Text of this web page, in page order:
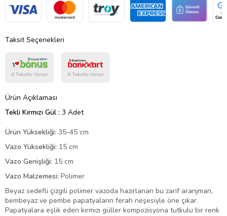
Taksit Seçenekleri
Ürün Açıklaması
Tekli Kırmızı Gül : 3 Adet
Ürün Yüksekliği: 35-45 cm
Vazo Yüksekliği: 15 cm
Vazo Genişliği: 15 cm
Vazo Malzemesi: Polimer
Beyaz sedefli çizgili polimer vazoda hazırlanan bu zarif aranjman,
bembeyaz ve pembe papatyaların ferah neşesiyle öne çıkar.
Papatyalara eşlik eden kırmızı güller kompozisyona tutkulu bir renk